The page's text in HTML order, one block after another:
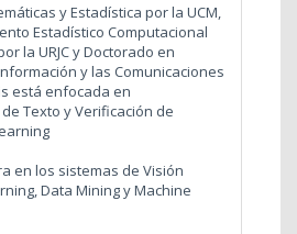
y Estadística por la UCM,
Estadístico Computacional
la URJC y Doctorado en
y las Comunicaciones
está enfocada en
Texto y Verificación de
en los sistemas de Visión
Data Mining y Machine